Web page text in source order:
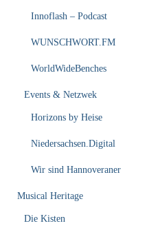
Innoflash – Podcast
WUNSCHWORT.FM
WorldWideBenches
Events & Netzwek
Horizons by Heise
Niedersachsen.Digital
Wir sind Hannoveraner
Musical Heritage
Die Kisten